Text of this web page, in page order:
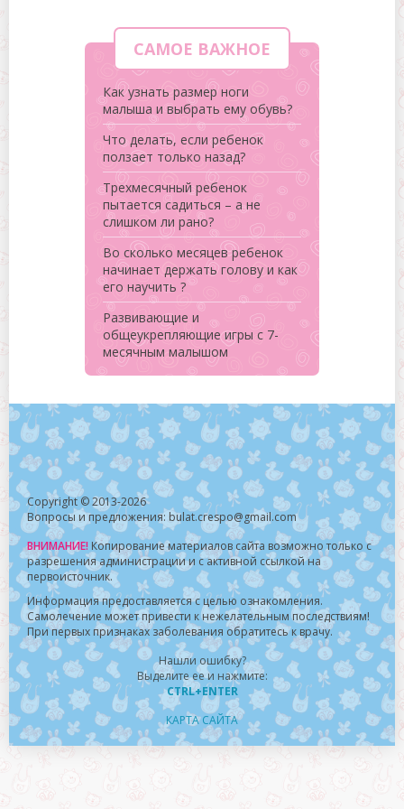
САМОЕ ВАЖНОЕ
Как узнать размер ноги
малыша и выбрать ему обувь?
Что делать, если ребенок
ползает только назад?
Трехмесячный ребенок
пытается садиться – а не
слишком ли рано?
Во сколько месяцев ребенок
начинает держать голову и как
его научить ?
Развивающие и
общеукрепляющие игры с 7-
месячным малышом
Copyright © 2013-2026
Вопросы и предложения: bulat.crespo@gmail.com
ВНИМАНИЕ! Копирование материалов сайта возможно только с
разрешения администрации и с активной ссылкой на
первоисточник.
Информация предоставляется с целью ознакомления.
Самолечение может привести к нежелательным последствиям!
При первых признаках заболевания обратитесь к врачу.
Нашли ошибку?
Выделите ее и нажмите:
CTRL+ENTER
КАРТА САЙТА